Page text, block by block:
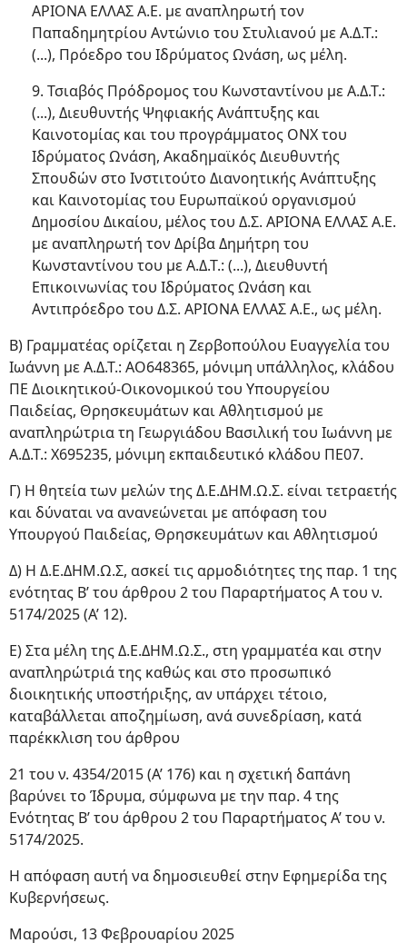
ΑΡΙΟΝΑ ΕΛΛΑΣ Α.Ε. με αναπληρωτή τον
Παπαδημητρίου Αντώνιο του Στυλιανού με Α.Δ.Τ.:
(...), Πρόεδρο του Ιδρύματος Ωνάση, ως μέλη.
9. Τσιαβός Πρόδρομος του Κωνσταντίνου με Α.Δ.Τ.:
(...), Διευθυντής Ψηφιακής Ανάπτυξης και
Καινοτομίας και του προγράμματος ΟΝΧ του
Ιδρύματος Ωνάση, Ακαδημαϊκός Διευθυντής
Σπουδών στο Ινστιτούτο Διανοητικής Ανάπτυξης
και Καινοτομίας του Ευρωπαϊκού οργανισμού
Δημοσίου Δικαίου, μέλος του Δ.Σ. ΑΡΙΟΝΑ ΕΛΛΑΣ Α.Ε.
με αναπληρωτή τον Δρίβα Δημήτρη του
Κωνσταντίνου του με Α.Δ.Τ.: (...), Διευθυντή
Επικοινωνίας του Ιδρύματος Ωνάση και
Αντιπρόεδρο του Δ.Σ. ΑΡΙΟΝΑ ΕΛΛΑΣ Α.Ε., ως μέλη.
Β) Γραμματέας ορίζεται η Ζερβοπούλου Ευαγγελία του
Ιωάννη με Α.Δ.Τ.: ΑΟ648365, μόνιμη υπάλληλος, κλάδου
ΠΕ Διοικητικού-Οικονομικού του Υπουργείου
Παιδείας, Θρησκευμάτων και Αθλητισμού με
αναπληρώτρια τη Γεωργιάδου Βασιλική του Ιωάννη με
Α.Δ.Τ.: Χ695235, μόνιμη εκπαιδευτικό κλάδου ΠΕ07.
Γ) Η θητεία των μελών της Δ.Ε.ΔΗΜ.Ω.Σ. είναι τετραετής
και δύναται να ανανεώνεται με απόφαση του
Υπουργού Παιδείας, Θρησκευμάτων και Αθλητισμού
Δ) Η Δ.Ε.ΔΗΜ.Ω.Σ, ασκεί τις αρμοδιότητες της παρ. 1 της
ενότητας Β’ του άρθρου 2 του Παραρτήματος Α του ν.
5174/2025 (Α’ 12).
Ε) Στα μέλη της Δ.Ε.ΔΗΜ.Ω.Σ., στη γραμματέα και στην
αναπληρώτριά της καθώς και στο προσωπικό
διοικητικής υποστήριξης, αν υπάρχει τέτοιο,
καταβάλλεται αποζημίωση, ανά συνεδρίαση, κατά
παρέκκλιση του άρθρου
21 του ν. 4354/2015 (Α’ 176) και η σχετική δαπάνη
βαρύνει το Ίδρυμα, σύμφωνα με την παρ. 4 της
Ενότητας Β’ του άρθρου 2 του Παραρτήματος Α’ του ν.
5174/2025.
Η απόφαση αυτή να δημοσιευθεί στην Εφημερίδα της
Κυβερνήσεως.
Μαρούσι, 13 Φεβρουαρίου 2025